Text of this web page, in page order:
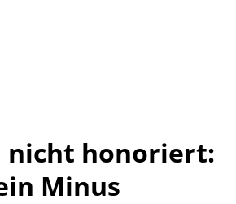
nicht honoriert:
Minus